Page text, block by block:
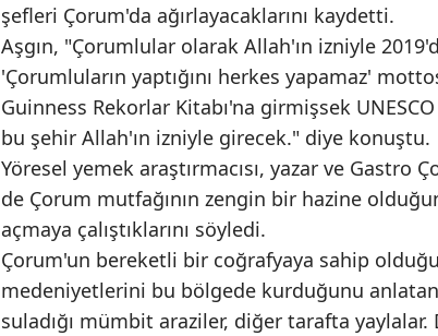
şefleri Çorum'da ağırlayacaklarını kaydetti.
Aşgın, "Çorumlular olarak Allah'ın izniyle
'Çorumluların yaptığını herkes yapamaz'
Guinness Rekorlar Kitabı'na girmişsek
bu şehir Allah'ın izniyle girecek." diye konuştu.
Yöresel yemek araştırmacısı, yazar ve Gastro
de Çorum mutfağının zengin bir hazine
açmaya çalıştıklarını söyledi.
Çorum'un bereketli bir coğrafyaya sahip
medeniyetlerini bu bölgede kurduğunu anlatan
suladığı mümbit araziler, diğer tarafta